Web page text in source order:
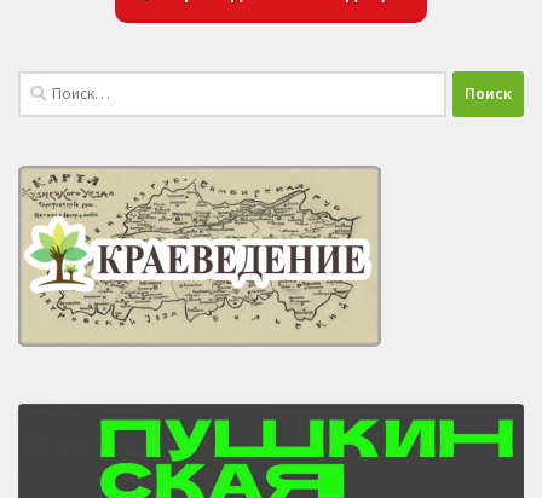
Найти: